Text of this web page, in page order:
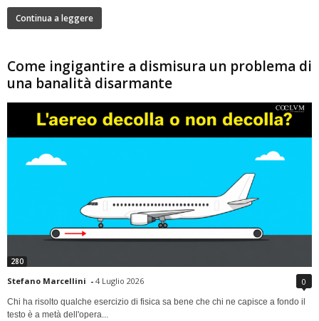
Continua a leggere
Come ingigantire a dismisura un problema di
una banalità disarmante
280
Stefano Marcellini - 4 Luglio 2026 0
Chi ha risolto qualche esercizio di fisica sa bene che chi ne capisce a fondo il
testo è a metà dell'opera...